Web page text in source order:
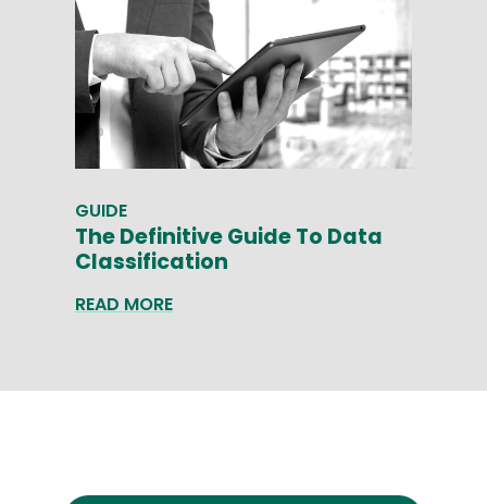
GUIDE
The Definitive Guide To Data
Classification
READ MORE